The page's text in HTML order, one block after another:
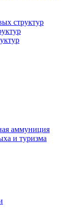
структур
аммуниция
и туризма